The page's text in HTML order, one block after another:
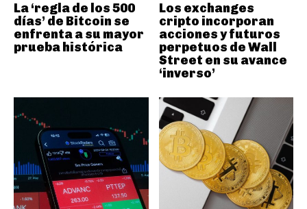
La ‘regla de los 500
días’ de Bitcoin se
enfrenta a su mayor
prueba histórica
Los exchanges
cripto incorporan
acciones y futuros
perpetuos de Wall
Street en su avance
‘inverso’